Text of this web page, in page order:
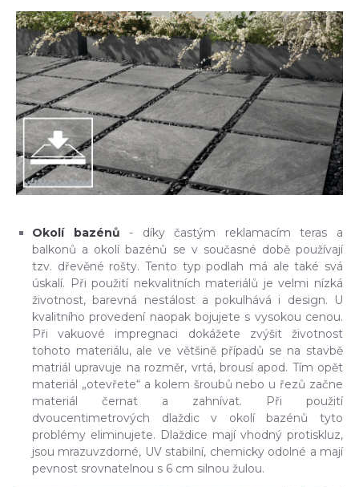
Okolí bazénů - díky častým reklamacím teras a
balkonů a okolí bazénů se v současné době používají
tzv. dřevěné rošty. Tento typ podlah má ale také svá
úskalí. Při použití nekvalitních materiálů je velmi nízká
životnost, barevná nestálost a pokulhává i design. U
kvalitního provedení naopak bojujete s vysokou cenou.
Při vakuové impregnaci dokážete zvýšit životnost
tohoto materiálu, ale ve většině případů se na stavbě
matriál upravuje na rozměr, vrtá, brousí apod. Tím opět
materiál „otevřete“ a kolem šroubů nebo u řezů začne
materiál černat a zahnívat. Při použití
dvoucentimetrových dlaždic v okolí bazénů tyto
problémy eliminujete. Dlaždice mají vhodný protiskluz,
jsou mrazuvzdorné, UV stabilní, chemicky odolné a mají
pevnost srovnatelnou s 6 cm silnou žulou.